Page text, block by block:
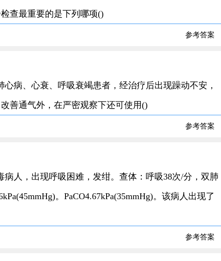
查最重要的是下列哪项()
参考答案
病、心衰、呼吸衰竭患者，经治疗后出现躁动不安，
善通气外，在严密观察下还可使用()
参考答案
人，出现呼吸困难，发绀。查体：呼吸38次/分，双肺
。PaCO4.67kPa(35mmHg)。该病人出现了
参考答案